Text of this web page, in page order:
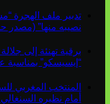
تدبير ملف الهجرة
نصيبه منها” (مصدر
برقية تهنئة إلى
“إيسيسكو” بمناسبة
المنتخب المغربي
أمام نظيره السنغالي